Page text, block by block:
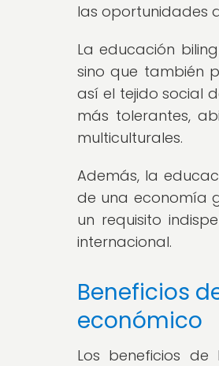
las oportunidades
La educación
sino que también
así el tejido social
más tolerantes,
multiculturales.
Además, la
de una economía
un requisito
internacional.
Beneficios
económico
Los beneficios